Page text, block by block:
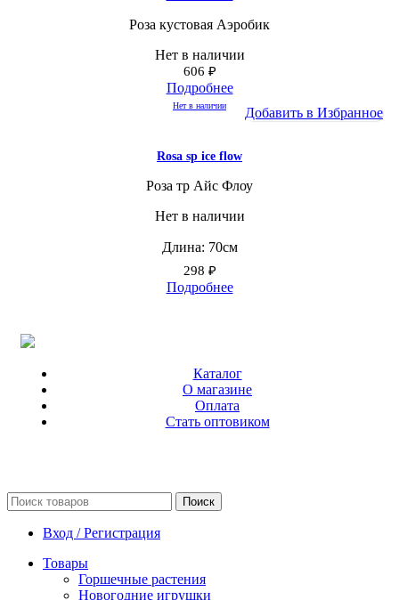
Роза кустовая Аэробик
Нет в наличии
606 ₽
Подробнее
Нет в наличии Добавить в Избранное
Rosa sp ice flow
Роза тр Айс Флоу
Нет в наличии
Длина: 70см
298 ₽
Подробнее
Каталог
О магазине
Оплата
Стать оптовиком
Поиск
Вход / Регистрация
Товары
Горшечные растения
Новогодние игрушки